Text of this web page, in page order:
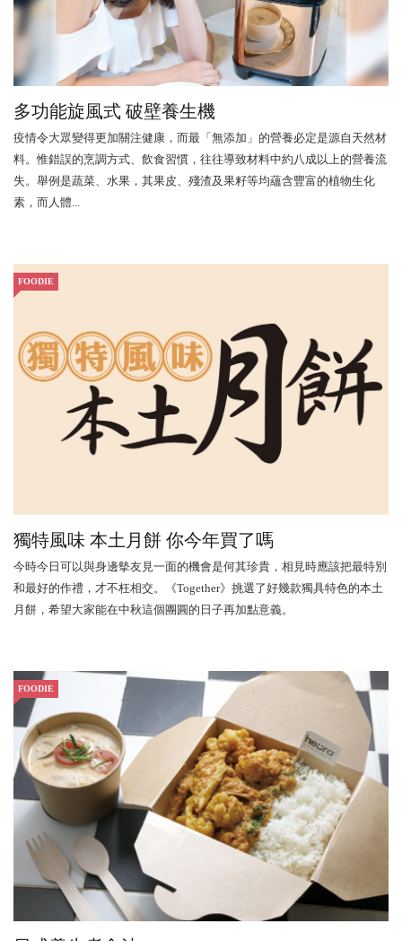
多功能旋風式 破壁養生機
疫情令大眾變得更加關注健康，而最「無添加」的營養必定是源自天然材
料。惟錯誤的烹調方式、飲食習慣，往往導致材料中約八成以上的營養流
失。舉例是蔬菜、水果，其果皮、殘渣及果籽等均蘊含豐富的植物生化
素，而人體...
FOODIE
獨特風味 本土月餅 你今年買了嗎
今時今日可以與身邊摰友見一面的機會是何其珍貴，相見時應該把最特別
和最好的作禮，才不枉相交。《Together》挑選了好幾款獨具特色的本土
月餅，希望大家能在中秋這個團圓的日子再加點意義。
FOODIE